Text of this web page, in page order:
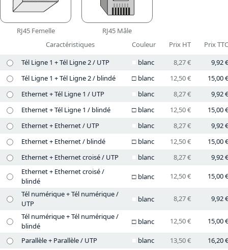
RJ45 Femelle
RJ45 Mâle
Caractéristiques
Couleur Prix HT
Prix TTC
Tél Ligne 1 + Tél Ligne 2 / UTP
blanc 8,27 €
9,92 €
Tél Ligne 1 + Tél Ligne 2 / blindé
blanc 12,50 €
15,00 €
Ethernet + Tél Ligne 1 / UTP
blanc 8,27 €
9,92 €
Ethernet + Tél Ligne 1 / blindé
blanc 12,50 €
15,00 €
Ethernet + Ethernet / UTP
blanc 8,27 €
9,92 €
Ethernet + Ethernet / blindé
blanc 12,50 €
15,00 €
Ethernet + Ethernet croisé / UTP
blanc 8,27 €
9,92 €
Ethernet + Ethernet croisé /
blindé
blanc 12,50 €
15,00 €
Tél numérique + Tél numérique /
UTP
blanc 8,27 €
9,92 €
Tél numérique + Tél numérique /
blindé
blanc 12,50 € 15,00 €
Parallèle + Parallèle / UTP blanc 13,50 €
16,20 €